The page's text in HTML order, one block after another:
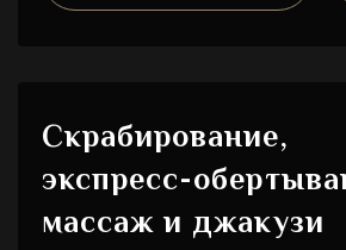
Скрабирование,
экспресс-
массаж и джакузи